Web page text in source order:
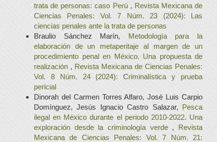
trata de personas: caso Perú , Revista Mexicana de
Ciencias Penales: Vol. 7 Núm. 23 (2024): Las
ciencias penales ante la trata de personas
Braulio Sánchez Marín, Metodología para la
elaboración de un metaperitaje al margen de un
procedimiento penal en México. Una propuesta de
realización , Revista Mexicana de Ciencias Penales:
Vol. 8 Núm. 24 (2024): Criminalística y prueba
pericial
Dinorah del Carmen Torres Alfaro, José Luis Carpio
Domínguez, Jesús Ignacio Castro Salazar, Pesca
ilegal en México durante el periodo 2010-2022. Una
exploración desde la criminología verde , Revista
Mexicana de Ciencias Penales: Vol. 7 Núm. 21: